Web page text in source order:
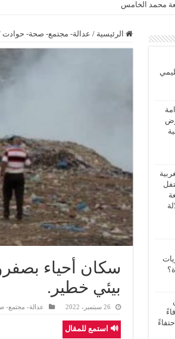
الرئيسية / عدالة- مجتمع- صحة- حوادت
سكان أحياء
بيئي خطير.
26 سبتمبر، 2022 عدالة- مجتمع-
🔊 استمع للمقال